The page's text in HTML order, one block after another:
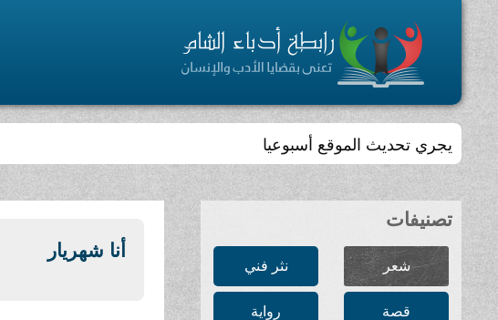
يجري تحديث الموقع أسبوعيا
تصنيفات
شعر نثر فني
قصة رواية
أنا شهريار